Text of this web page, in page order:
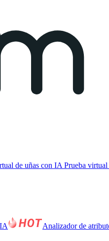
de uñas con IA Prueba
Analizador de